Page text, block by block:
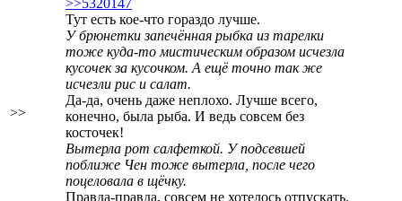
>>
>>5320147
Тут есть кое-что гораздо лучше.
У брюнетки запечённая рыбка из тарелки
тоже куда-то мистическим образом исчезла
кусочек за кусочком. А ещё точно так же
исчезли рис и салат.
Да-да, очень даже неплохо. Лучше всего,
конечно, была рыба. И ведь совсем без
косточек!
Вытерла рот салфеткой. У подсевшей
поближе Чен тоже вытерла, после чего
поцеловала в щёчку.
Правда-правда, совсем не хотелось отпускать.